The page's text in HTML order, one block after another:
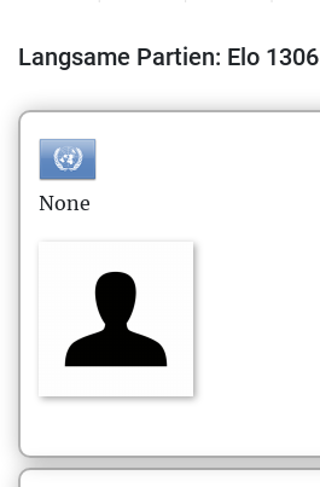
Langsame Partien: Elo 1306
None